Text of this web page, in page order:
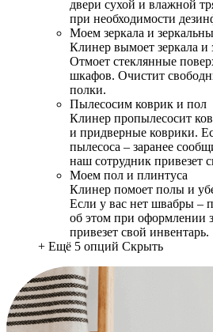
двери сухой и влажной
при необходимости
Моем зеркала и
Клинер вымоет зеркала и
Отмоет стеклянные
шкафов. Очистит
полки.
Пылесосим коврик и пол
Клинер пропылесосит
и придверные коврики.
пылесоса – заранее
наш сотрудник привезет
Моем пол и плинтуса
Клинер помоет полы и
Если у вас нет швабры –
об этом при оформлении
привезет свой инвентарь.
+ Ещё 5 опций Скрыть